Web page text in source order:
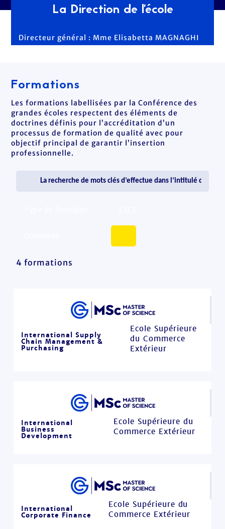
La Direction de l'école
Directeur général : Mme Elisabetta MAGNAGHI
Formations
Les formations labellisées par la Conférence des
grandes écoles respectent des éléments de
doctrines définis pour l’accréditation d’un
processus de formation de qualité avec pour
objectif principal de garantir l’insertion
professionnelle.
4 formations
International Supply
Chain Management &
Purchasing
Ecole Supérieure
du Commerce
Extérieur
International
Business
Development
Ecole Supérieure du
Commerce Extérieur
International
Corporate Finance
Ecole Supérieure du
Commerce Extérieur